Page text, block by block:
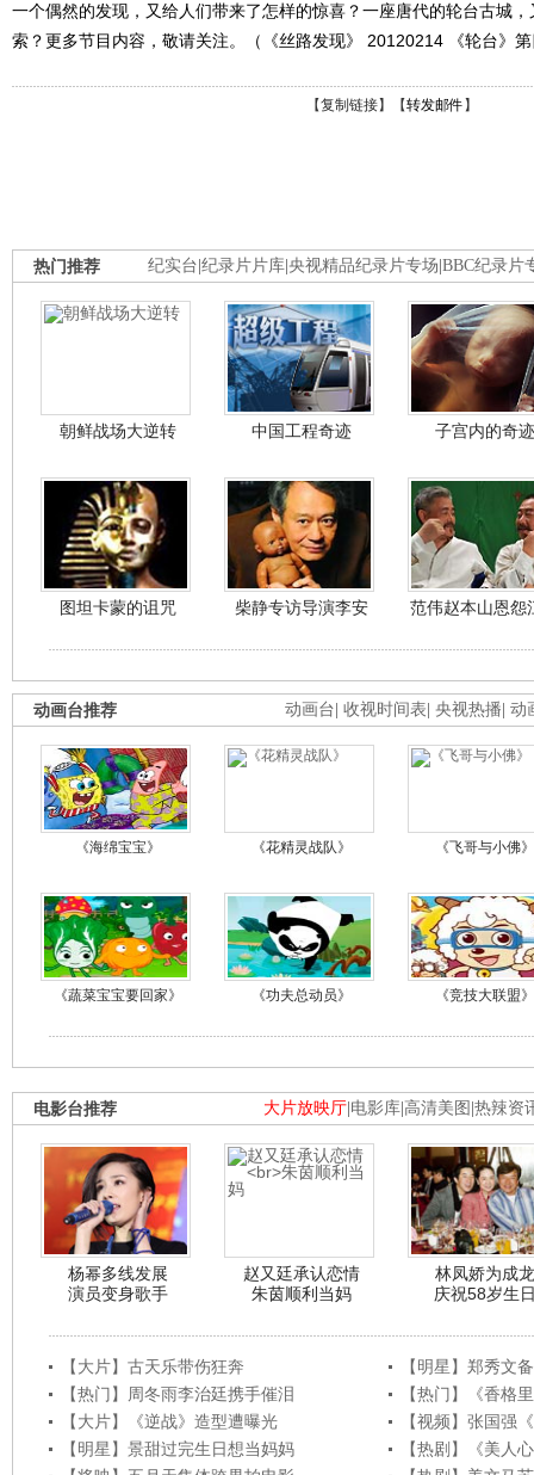
一个偶然的发现，又给人们带来了怎样的惊喜？一座唐代的轮台古城
索？更多节目内容，敬请关注。（《丝路发现》 20120214 《轮台》
【复制链接】【转发邮件 】
纪实台 纪录片片库 央视精品纪录片专场 BBC纪录片
热门推荐
朝鲜战场大逆转 中国工程奇迹 子宫内的奇迹
图坦卡蒙的诅咒 柴静专访导演李安 范伟赵本山恩怨
动画台 收视时间表 央视热播 动
动画台推荐
《海绵宝宝》 《花精灵战队》 《飞哥与小佛》
《蔬菜宝宝要回家》 《功夫总动员》 《竞技大联盟》
大片放映厅 电影库 高清美图 热辣资
电影台推荐
杨幂多线发展
演员变身歌手
赵又廷承认恋情
朱茵顺利当妈
林凤娇为成龙
庆祝58岁生
【大片】古天乐带伤狂奔
【明星】郑秀文
【热门】周冬雨李治廷携手催泪
【热门】《香格
【大片】《逆战》造型遭曝光
【视频】张国强
【明星】景甜过完生日想当妈妈
【热剧】《美人